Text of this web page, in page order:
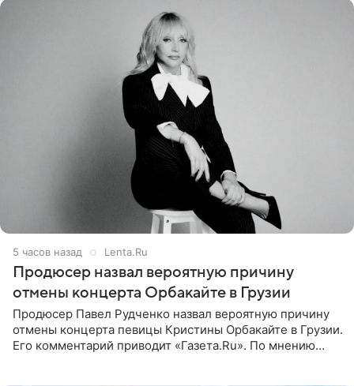
5 часов назад Lenta.Ru
Продюсер назвал вероятную причину
отмены концерта Орбакайте в Грузии
Продюсер Павел Рудченко назвал вероятную причину
отмены концерта певицы Кристины Орбакайте в Грузии.
Его комментарий приводит «Газета.Ru». По мнению